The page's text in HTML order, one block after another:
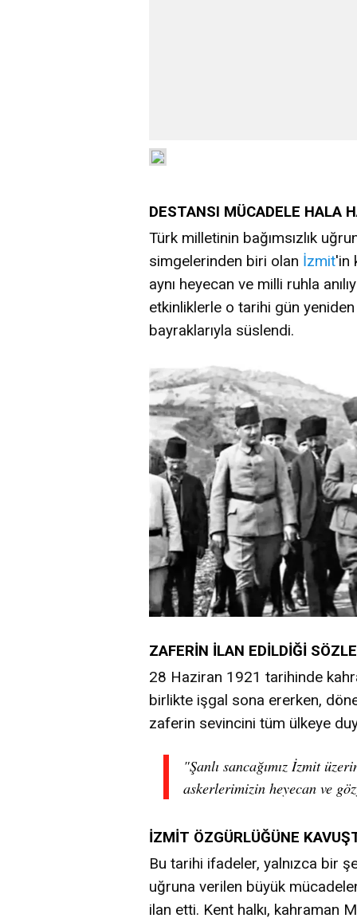
DESTANSI MÜCADELE HALA
Türk milletinin bağımsızlık
simgelerinden biri olan İzmit'in
aynı heyecan ve milli ruhla
etkinliklerle o tarihi gün
bayraklarıyla süslendi.
ZAFERİN İLAN EDİLDİĞİ
28 Haziran 1921 tarihinde
birlikte işgal sona ererken,
zaferin sevincini tüm ülkeye
"Şanlı sancağımız İzmit
askerlerimizin heyecan ve
İZMİT ÖZGÜRLÜĞÜNE
Bu tarihi ifadeler, yalnızca bir
uğruna verilen büyük
ilan etti. Kent halkı, kahraman